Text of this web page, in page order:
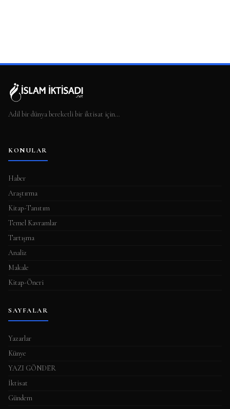
Adil bir dünya bereketli bir iktisat için…
KONULAR
Haber
Araştırma
Kitap-Tanıtım
Temel Kavramlar
Tartışma
Analiz
Makale
Kitap-Öneri
SAYFALAR
Yazarlar
Künye
YAZI GÖNDER
İktisat
Gündem